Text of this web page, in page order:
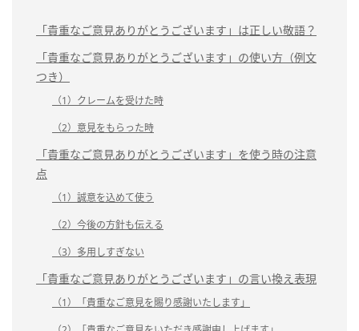
「貴重なご意見ありがとうございます」は正しい敬語？
「貴重なご意見ありがとうございます」の使い方（例文
つき）
（1）クレームを受けた時
（2）意見をもらった時
「貴重なご意見ありがとうございます」を使う時の注意
点
（1）誠意を込めて使う
（2）今後の方針も伝える
（3）多用しすぎない
「貴重なご意見ありがとうございます」の言い換え表現
（1）「貴重なご意見を賜り感謝いたします」